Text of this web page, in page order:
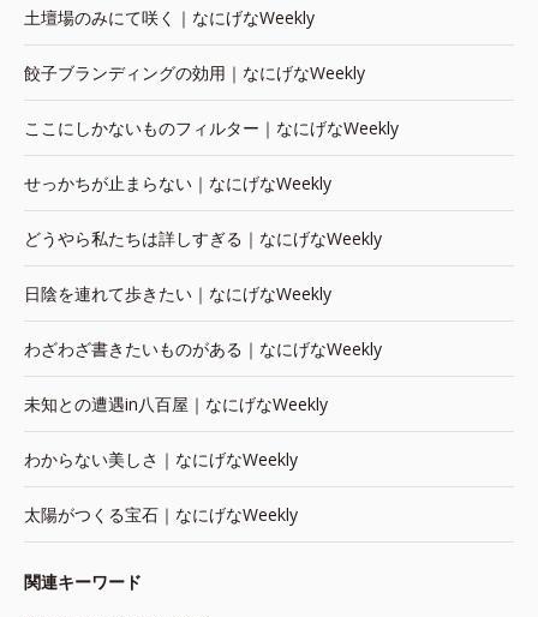
土壇場のみにて咲く｜なにげなWeekly
餃子ブランディングの効用｜なにげなWeekly
ここにしかないものフィルター｜なにげなWeekly
せっかちが止まらない｜なにげなWeekly
どうやら私たちは詳しすぎる｜なにげなWeekly
日陰を連れて歩きたい｜なにげなWeekly
わざわざ書きたいものがある｜なにげなWeekly
未知との遭遇in八百屋｜なにげなWeekly
わからない美しさ｜なにげなWeekly
太陽がつくる宝石｜なにげなWeekly
関連キーワード